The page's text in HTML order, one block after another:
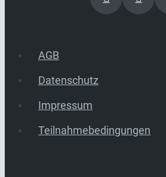
AGB
Datenschutz
Impressum
Teilnahmebedingungen